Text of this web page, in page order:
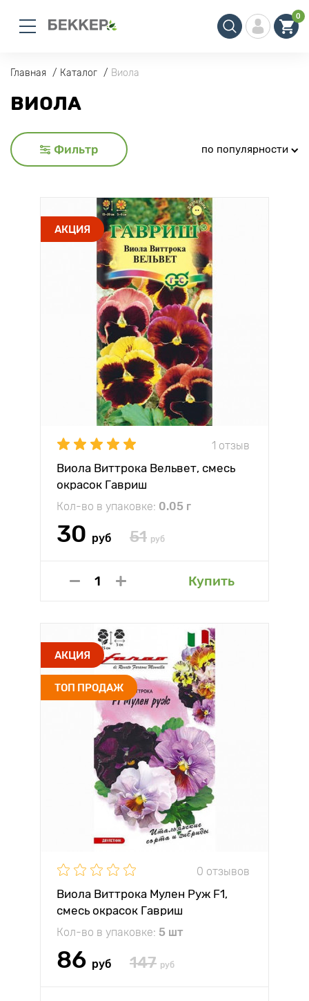
0
Главная Каталог Виола
ВИОЛА
Фильтр по популярности
АКЦИЯ
1 отзыв
Виола Виттрока Вельвет, смесь
окрасок Гавриш
Кол-во в упаковке: 0.05 г
30 руб 51 руб
Купить
АКЦИЯ
ТОП ПРОДАЖ
0 отзывов
Виола Виттрока Мулен Руж F1,
смесь окрасок Гавриш
Кол-во в упаковке: 5 шт
86 руб 147 руб